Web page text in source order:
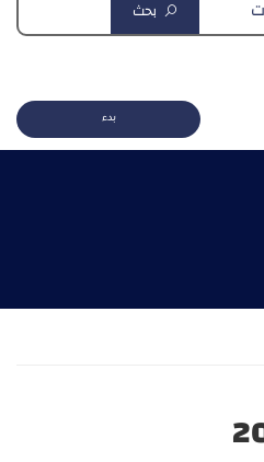
بحث
بدء